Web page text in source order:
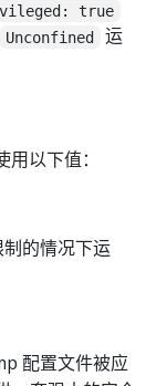
true
Unconfined
运
用以下值：
的情况下运
配置文件被应